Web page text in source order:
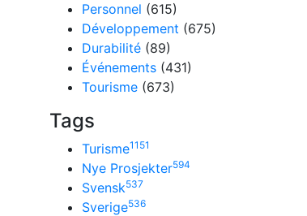
Personnel (615)
Développement (675)
Durabilité (89)
Événements (431)
Tourisme (673)
Tags
Turisme1151
Nye Prosjekter594
Svensk537
Sverige536